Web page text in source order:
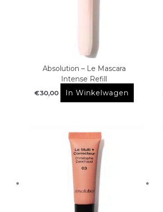
Absolution – Le Mascara
Intense Refill
€30,00 In Winkelwagen